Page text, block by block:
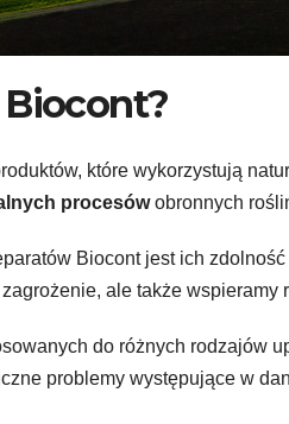
Biocont?
które wykorzystują
procesówobronnych
Biocont jest ich
ale także wspieramy
do różnych rodzajów
problemy występujące w